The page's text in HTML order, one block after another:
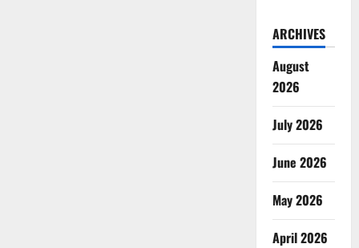
ARCHIVES
August
2026
July 2026
June 2026
May 2026
April 2026